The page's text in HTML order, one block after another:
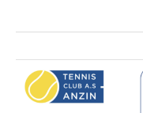
du
Club